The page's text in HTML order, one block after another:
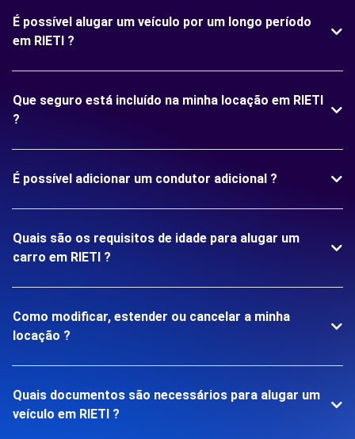
É possível alugar um veículo por um longo período
em RIETI ?
Que seguro está incluído na minha locação em RIETI
?
É possível adicionar um condutor adicional ?
Quais são os requisitos de idade para alugar um
carro em RIETI ?
Como modificar, estender ou cancelar a minha
locação ?
Quais documentos são necessários para alugar um
veículo em RIETI ?